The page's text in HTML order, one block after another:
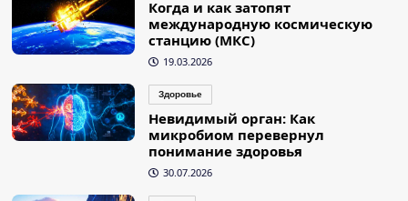
Когда и как затопят
международную космическую
станцию (МКС)
19.03.2026
Здоровье
Невидимый орган: Как
микробиом перевернул
понимание здоровья
30.07.2026